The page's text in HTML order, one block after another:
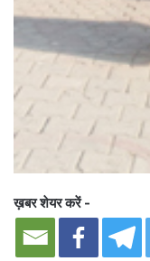
ख़बर शेयर करें -